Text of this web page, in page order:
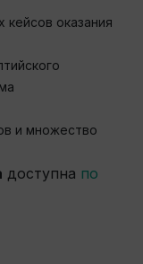
оказания
и множество
доступна по